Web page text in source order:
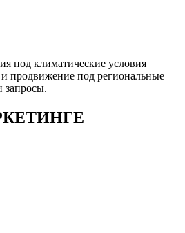
под климатические условия
продвижение под региональные
запросы.